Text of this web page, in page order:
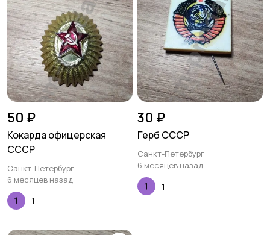
50 ₽
Кокарда офицерская
СССР
Санкт-Петербург
6 месяцев назад
1
30 ₽
Герб СССР
Санкт-Петербург
6 месяцев назад
1